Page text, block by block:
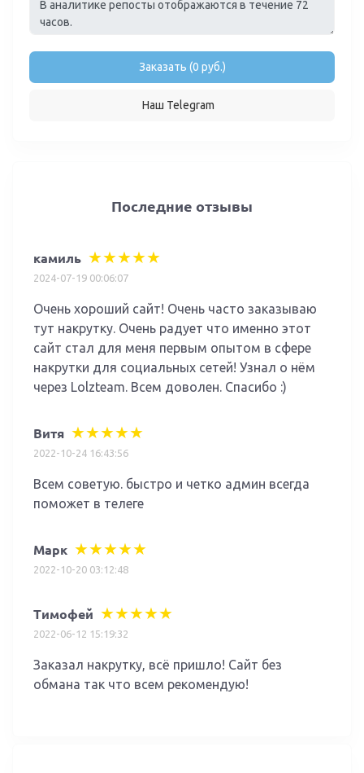
Заказать (0 руб.)
Наш Telegram
Последние отзывы
камиль
2024-07-19 00:06:07
Очень хороший сайт! Очень часто заказываю
тут накрутку. Очень радует что именно этот
сайт стал для меня первым опытом в сфере
накрутки для социальных сетей! Узнал о нём
через Lolzteam. Всем доволен. Спасибо :)
Витя
2022-10-24 16:43:56
Всем советую. быстро и четко админ всегда
поможет в телеге
Марк
2022-10-20 03:12:48
Тимофей
2022-06-12 15:19:32
Заказал накрутку, всё пришло! Сайт без
обмана так что всем рекомендую!